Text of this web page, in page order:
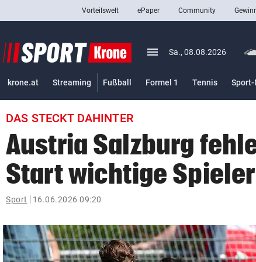
closeSchließen
Abonnieren
pin_drop
bookmark
search
Suchbegriff
Vorteilswelt ePaper Community
menu Menü aufklappen
Sa., 08.08.2026
krone.at Streaming Fußball Formel 1 Tennis
DAS STECKT DAHINTER
Austria Salzburg
Start wichtige Spieler
Sport 16.06.2026 09:20